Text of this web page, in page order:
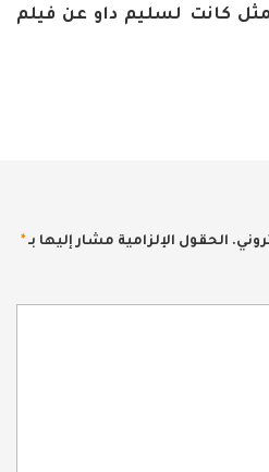
كانت لسليم داو عن فيلم
الحقول الإلزامية مشار إليها بـ *